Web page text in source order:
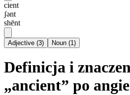
cient
ʃənt
shēnt
Adjective (3) Noun (1)
Definicja i
„ancient” po